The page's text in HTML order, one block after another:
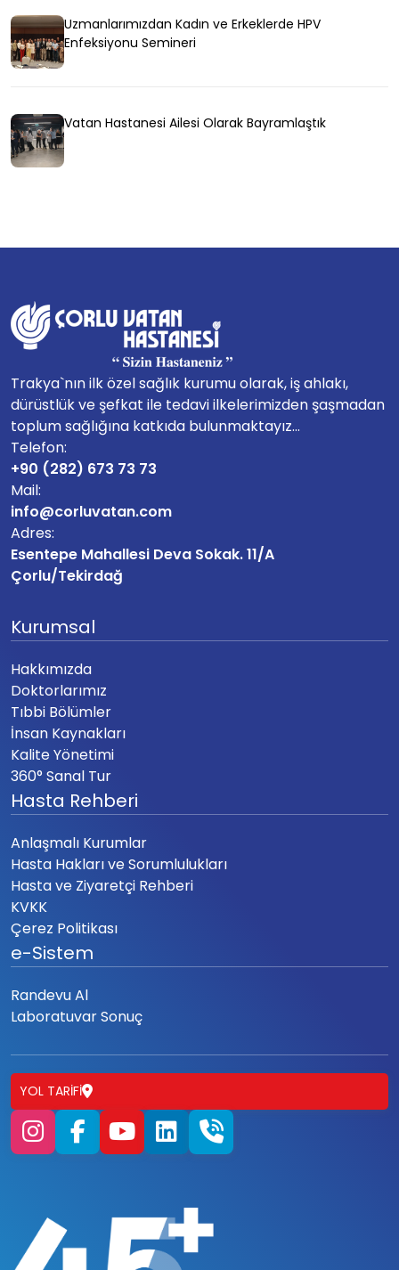
Uzmanlarımızdan Kadın ve Erkeklerde HPV
Enfeksiyonu Semineri
Vatan Hastanesi Ailesi Olarak Bayramlaştık
Trakya`nın ilk özel sağlık kurumu olarak, iş ahlakı,
dürüstlük ve şefkat ile tedavi ilkelerimizden şaşmadan
toplum sağlığına katkıda bulunmaktayız...
Telefon:
+90 (282) 673 73 73
Mail:
info@corluvatan.com
Adres:
Esentepe Mahallesi Deva Sokak. 11/A
Çorlu/Tekirdağ
Kurumsal
Hakkımızda
Doktorlarımız
Tıbbi Bölümler
İnsan Kaynakları
Kalite Yönetimi
360° Sanal Tur
Hasta Rehberi
Anlaşmalı Kurumlar
Hasta Hakları ve Sorumlulukları
Hasta ve Ziyaretçi Rehberi
KVKK
Çerez Politikası
e-Sistem
Randevu Al
Laboratuvar Sonuç
YOL TARIFI